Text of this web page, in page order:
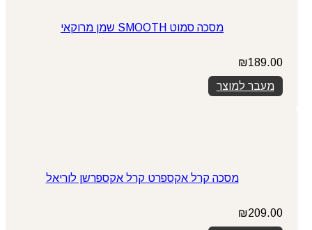
מסכה סמוט SMOOTH שמן מרוקאי
₪189.00
מעבר למוצר
מסכה קרל אקספרט קרל אקספרשן לוריאל
₪209.00